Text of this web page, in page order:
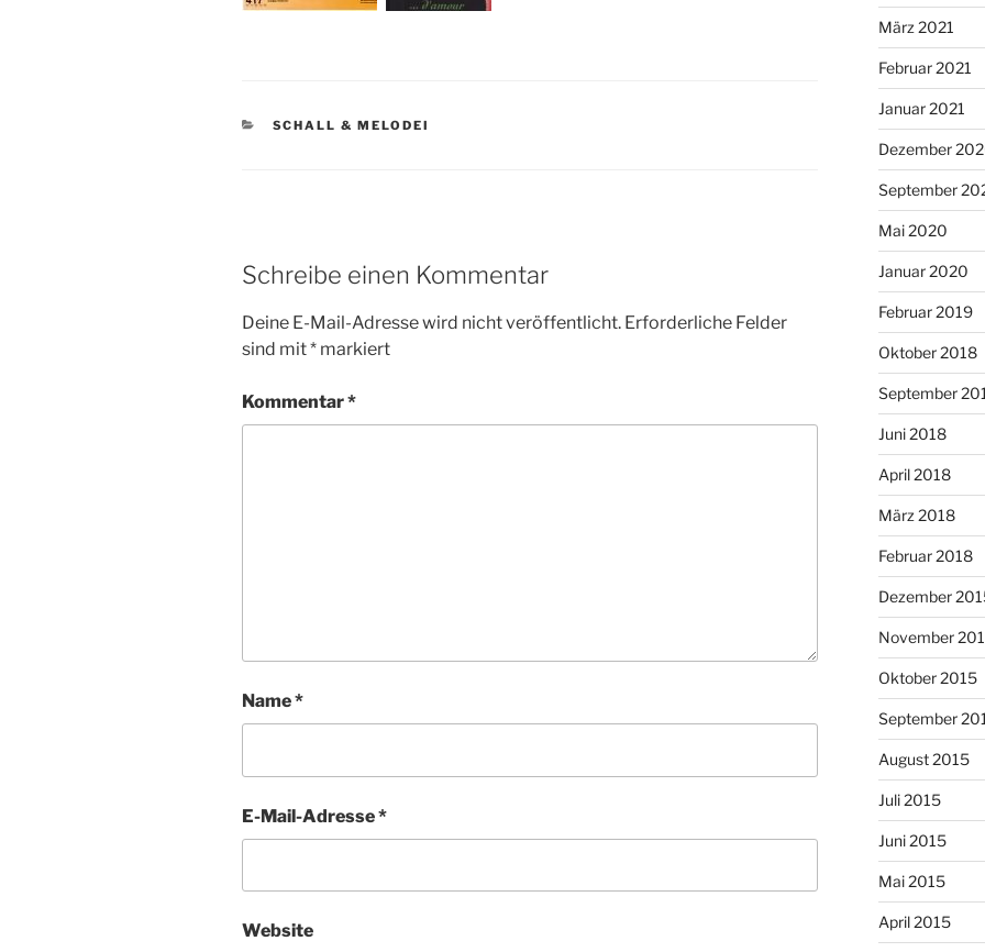
KATEGORIEN
SCHALL & MELODEI
Schreibe einen Kommentar
Deine E-Mail-Adresse wird nicht veröffentlicht. Erforderliche Felder
sind mit* markiert
Kommentar*
Name*
E-Mail-Adresse*
Website
März 2021
Februar 2021
Januar 2021
Dezember
September
Mai 2020
Januar 2020
Februar 2019
Oktober 2018
September
Juni 2018
April 2018
März 2018
Februar 2018
Dezember
November
Oktober 2015
September
August 2015
Juli 2015
Juni 2015
Mai 2015
April 2015